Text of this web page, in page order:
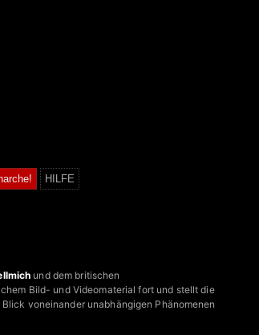
HILFE
und dem britischen
Bild- und Videomaterial fort und stellt die
voneinander unabhängigen Phänomenen